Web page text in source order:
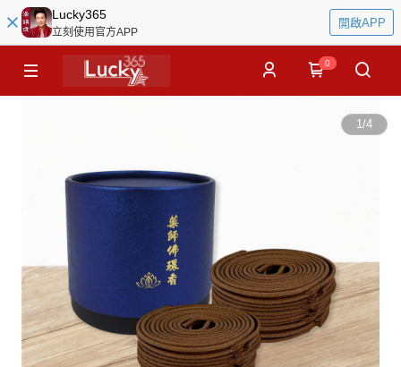
Lucky365
立刻使用官方APP
開啟APP
0
1/4